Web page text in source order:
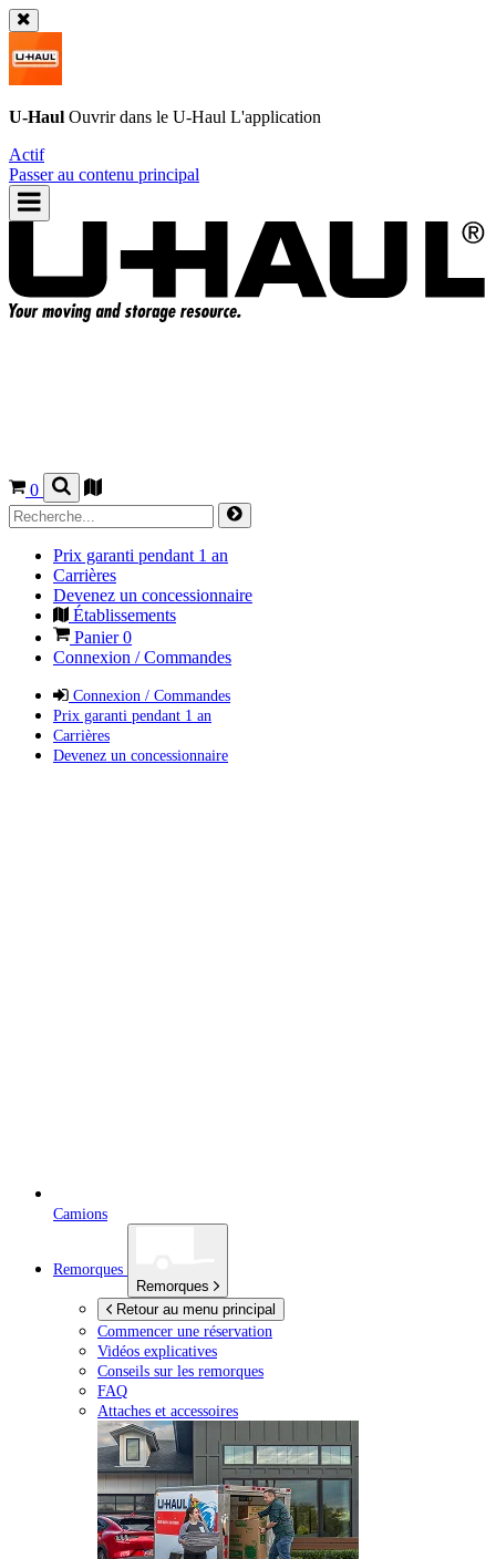
U-Haul Ouvrir dans le U-Haul L'application
Actif
Passer au contenu principal
0
Prix garanti pendant 1 an
Carrières
Devenez un concessionnaire
Établissements
Panier0
Connexion / Commandes
Connexion / Commandes
Prix garanti pendant 1 an
Carrières
Devenez un concessionnaire
Camions
Remorques
Remorques
Retour au menu principal
Commencer une réservation
Vidéos explicatives
Conseils sur les remorques
FAQ
Attaches et accessoires